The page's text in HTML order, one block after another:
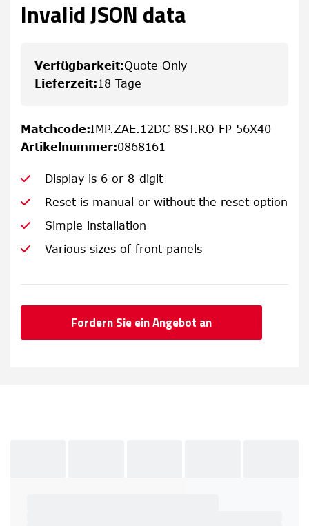
Invalid JSON data
Verfügbarkeit:Quote Only
Lieferzeit:18 Tage
Matchcode:IMP.ZAE.12DC 8ST.RO FP 56X40
Artikelnummer:0868161
Display is 6 or 8-digit
Reset is manual or without the reset option
Simple installation
Various sizes of front panels
Fordern Sie ein Angebot an